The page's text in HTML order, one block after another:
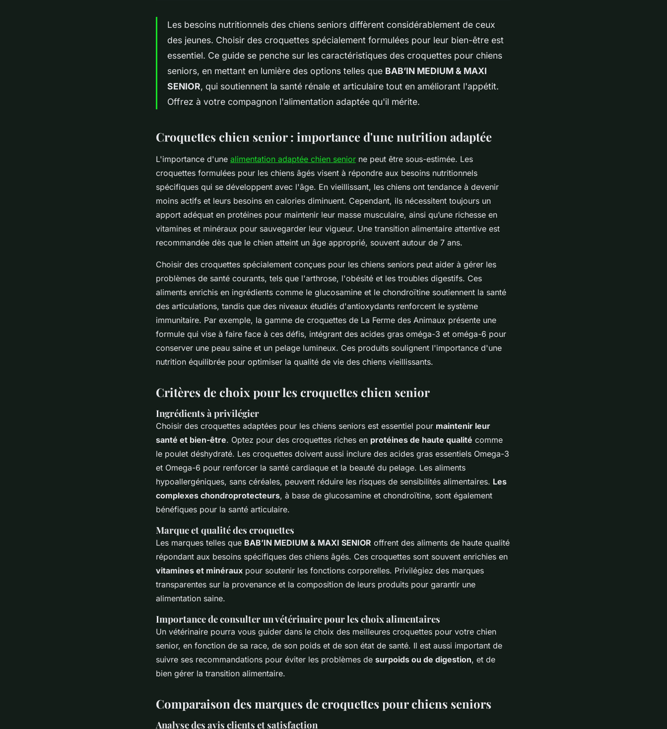
Les besoins nutritionnels des chiens seniors diffèrent considérablement de ceux
des jeunes. Choisir des croquettes spécialement formulées pour leur bien-être est
essentiel. Ce guide se penche sur les caractéristiques des croquettes pour chiens
seniors, en mettant en lumière des options telles que BAB’IN MEDIUM & MAXI
SENIOR, qui soutiennent la santé rénale et articulaire tout en améliorant l'appétit.
Offrez à votre compagnon l'alimentation adaptée qu'il mérite.
Croquettes chien senior : importance d'une nutrition adaptée
L'importance d'une alimentation adaptée chien senior ne peut être sous-estimée. Les
croquettes formulées pour les chiens âgés visent à répondre aux besoins nutritionnels
spécifiques qui se développent avec l'âge. En vieillissant, les chiens ont tendance à devenir
moins actifs et leurs besoins en calories diminuent. Cependant, ils nécessitent toujours un
apport adéquat en protéines pour maintenir leur masse musculaire, ainsi qu’une richesse en
vitamines et minéraux pour sauvegarder leur vigueur. Une transition alimentaire attentive est
recommandée dès que le chien atteint un âge approprié, souvent autour de 7 ans.
Choisir des croquettes spécialement conçues pour les chiens seniors peut aider à gérer les
problèmes de santé courants, tels que l'arthrose, l'obésité et les troubles digestifs. Ces
aliments enrichis en ingrédients comme le glucosamine et le chondroïtine soutiennent la santé
des articulations, tandis que des niveaux étudiés d'antioxydants renforcent le système
immunitaire. Par exemple, la gamme de croquettes de La Ferme des Animaux présente une
formule qui vise à faire face à ces défis, intégrant des acides gras oméga-3 et oméga-6 pour
conserver une peau saine et un pelage lumineux. Ces produits soulignent l'importance d'une
nutrition équilibrée pour optimiser la qualité de vie des chiens vieillissants.
Critères de choix pour les croquettes chien senior
Ingrédients à privilégier
Choisir des croquettes adaptées pour les chiens seniors est essentiel pour maintenir leur
santé et bien-être. Optez pour des croquettes riches en protéines de haute qualité comme
le poulet déshydraté. Les croquettes doivent aussi inclure des acides gras essentiels Omega-3
et Omega-6 pour renforcer la santé cardiaque et la beauté du pelage. Les aliments
hypoallergéniques, sans céréales, peuvent réduire les risques de sensibilités alimentaires. Les
complexes chondroprotecteurs, à base de glucosamine et chondroïtine, sont également
bénéfiques pour la santé articulaire.
Marque et qualité des croquettes
Les marques telles que BAB’IN MEDIUM & MAXI SENIOR offrent des aliments de haute qualité
répondant aux besoins spécifiques des chiens âgés. Ces croquettes sont souvent enrichies en
vitamines et minéraux pour soutenir les fonctions corporelles. Privilégiez des marques
transparentes sur la provenance et la composition de leurs produits pour garantir une
alimentation saine.
Importance de consulter un vétérinaire pour les choix alimentaires
Un vétérinaire pourra vous guider dans le choix des meilleures croquettes pour votre chien
senior, en fonction de sa race, de son poids et de son état de santé. Il est aussi important de
suivre ses recommandations pour éviter les problèmes de surpoids ou de digestion, et de
bien gérer la transition alimentaire.
Comparaison des marques de croquettes pour chiens seniors
Analyse des avis clients et satisfaction